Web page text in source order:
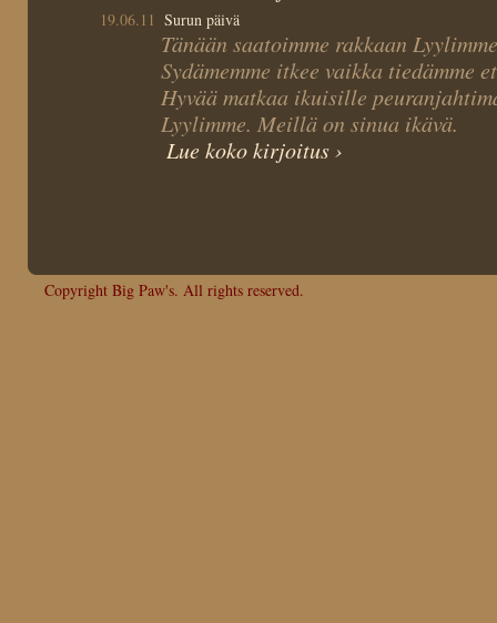
19.06.11 Surun päivä
Tänään saatoimme rakkaan
Sydämemme itkee vaikka tiedämme
Hyvää matkaa ikuisille
Lyylimme. Meillä on sinua ikävä.
Lue koko kirjoitus ›
Copyright Big Paw's. All rights reserved.